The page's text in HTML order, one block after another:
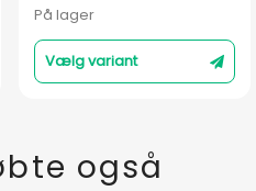
På lager
Vælg variant
også